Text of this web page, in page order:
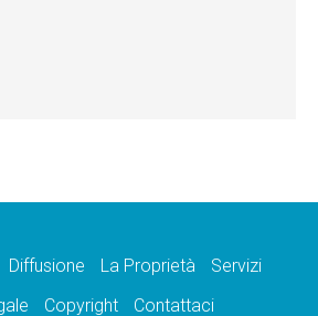
Diffusione La Proprietà
Servizi
Copyright Contattaci